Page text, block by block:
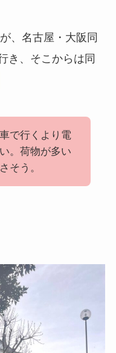
、名古屋・大阪同
き、そこからは同
で行くより電
。荷物が多い
そう。